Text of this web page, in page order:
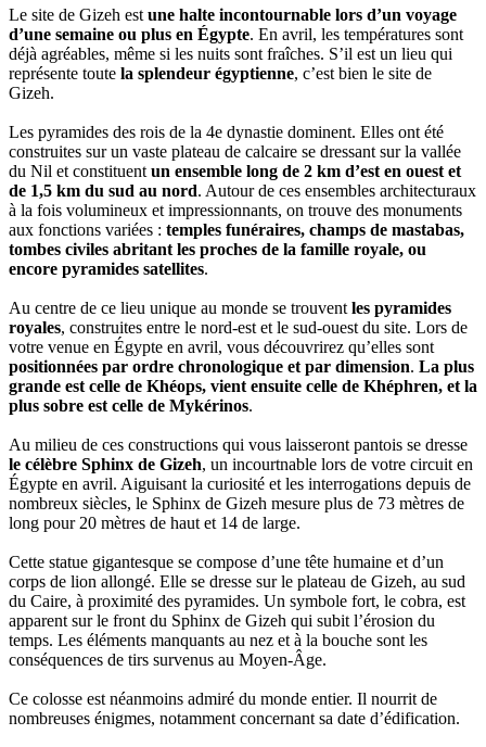
Le site de Gizeh est une halte incontournable lors d’un voyage
d’une semaine ou plus en Égypte. En avril, les températures sont
déjà agréables, même si les nuits sont fraîches. S’il est un lieu qui
représente toute la splendeur égyptienne, c’est bien le site de
Gizeh.
Les pyramides des rois de la 4e dynastie dominent. Elles ont été
construites sur un vaste plateau de calcaire se dressant sur la vallée
du Nil et constituent un ensemble long de 2 km d’est en ouest et
de 1,5 km du sud au nord. Autour de ces ensembles architecturaux
à la fois volumineux et impressionnants, on trouve des monuments
aux fonctions variées : temples funéraires, champs de mastabas,
tombes civiles abritant les proches de la famille royale, ou
encore pyramides satellites.
Au centre de ce lieu unique au monde se trouvent les pyramides
royales, construites entre le nord-est et le sud-ouest du site. Lors de
votre venue en Égypte en avril, vous découvrirez qu’elles sont
positionnées par ordre chronologique et par dimension. La plus
grande est celle de Khéops, vient ensuite celle de Khéphren, et la
plus sobre est celle de Mykérinos.
Au milieu de ces constructions qui vous laisseront pantois se dresse
le célèbre Sphinx de Gizeh, un incourtnable lors de votre circuit en
Égypte en avril. Aiguisant la curiosité et les interrogations depuis de
nombreux siècles, le Sphinx de Gizeh mesure plus de 73 mètres de
long pour 20 mètres de haut et 14 de large.
Cette statue gigantesque se compose d’une tête humaine et d’un
corps de lion allongé. Elle se dresse sur le plateau de Gizeh, au sud
du Caire, à proximité des pyramides. Un symbole fort, le cobra, est
apparent sur le front du Sphinx de Gizeh qui subit l’érosion du
temps. Les éléments manquants au nez et à la bouche sont les
conséquences de tirs survenus au Moyen-Âge.
Ce colosse est néanmoins admiré du monde entier. Il nourrit de
nombreuses énigmes, notamment concernant sa date d’édification.